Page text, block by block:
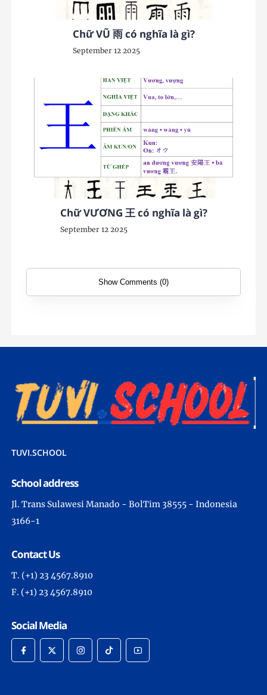
Chữ VŨ 雨 có nghĩa là gì?
September 12 2025
Chữ VƯƠNG 王 có nghĩa là gì?
September 12 2025
Show Comments (0)
TUVI.SCHOOL
School address
Jl. Trans Sulawesi Manado - BolTim 38555 - Indonesia
3166-1
Contact Us
T. (+1) 23 4567.8910
F. (+1) 23 4567.8910
Social Media